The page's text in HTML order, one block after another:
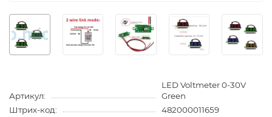
Артикул:
LED Voltmeter 0-30V
Green
Штрих-код:
482000011659